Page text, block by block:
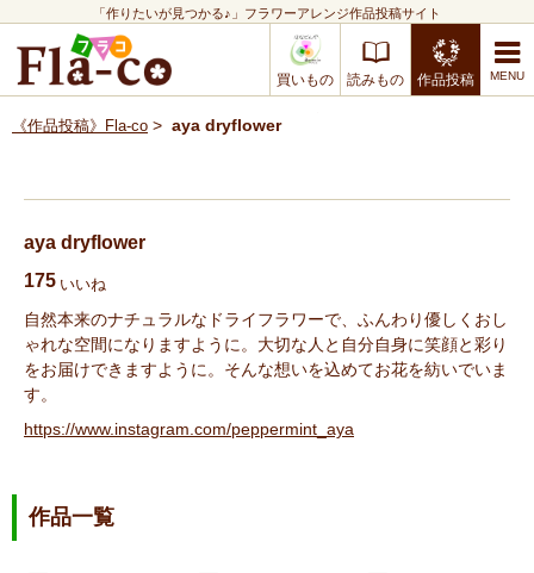
「作りたいが見つかる♪」フラワーアレンジ作品投稿サイト
買いもの 読みもの 作品投稿
《作品投稿》Fla-co > aya dryflower
aya dryflower
175 いいね
自然本来のナチュラルなドライフラワーで、ふんわり優しくおし
ゃれな空間になりますように。大切な人と自分自身に笑顔と彩り
をお届けできますように。そんな想いを込めてお花を紡いでいま
す。
https://www.instagram.com/peppermint_aya
作品一覧